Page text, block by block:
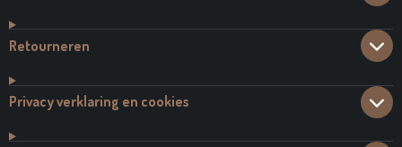
Retourneren
Privacy verklaring en cookies